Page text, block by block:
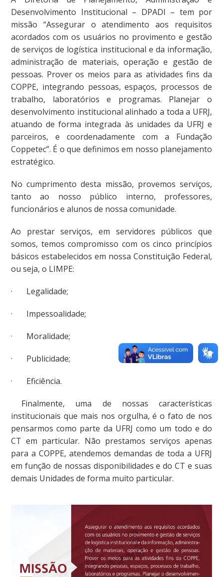
Desenvolvimento Institucional – DPADI – tem por
missão “Assegurar o atendimento aos requisitos
acordados com os usuários no provimento e gestão
de serviços de logística institucional e da informação,
administração de materiais, operação e gestão de
pessoas. Prover os meios para as atividades fins da
COPPE, integrando pessoas, espaços, processos de
trabalho, laboratórios e programas. Planejar o
desenvolvimento institucional alinhado a toda a UFRJ,
atuando de forma integrada às unidades da UFRJ e
parceiros, e coordenadamente com a Fundação
Coppetec”. É o que definimos em nosso planejamento
estratégico.
No cumprimento desta missão, provemos serviços,
tanto ao nosso público interno, professores,
funcionários e alunos de nossa comunidade.
Ao prestar serviços, em servidores públicos que
somos, temos compromisso com os cinco princípios
básicos estabelecidos em nossa Constituição Federal,
ou seja, o LIMPE:
· Legalidade;
· Impessoalidade;
· Moralidade;
· Publicidade;
· Eficiência.
Finalmente, uma de nossas características
institucionais que mais nos orgulha, é o fato de nos
pensarmos como parte da UFRJ como um todo e do
CT em particular. Não prestamos serviços apenas
para a COPPE, atendemos demandas de toda a UFRJ
em função de nossas disponibilidades e do CT e suas
demais Unidades de forma muito particular.